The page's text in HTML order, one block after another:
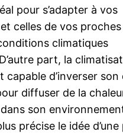
pour s’adapter à vos
celles de vos proches
climatiques
part, la
capable d’inverser son
diffuser de la
son
précise le idée